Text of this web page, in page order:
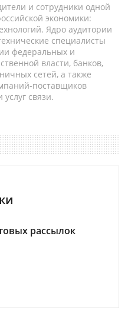
и сотрудники одной
экономики:
Ядро аудитории
специалисты
федеральных и
власти, банков,
сетей, а также
поставщиков
связи.
рассылок